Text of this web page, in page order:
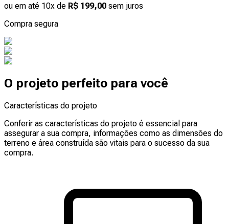
ou em até 10x de R$ 199,00 sem juros
Compra segura
O projeto perfeito para você
Características do projeto
Conferir as características do projeto é essencial para
assegurar a sua compra, informações como as dimensões do
terreno e área construída são vitais para o sucesso da sua
compra.